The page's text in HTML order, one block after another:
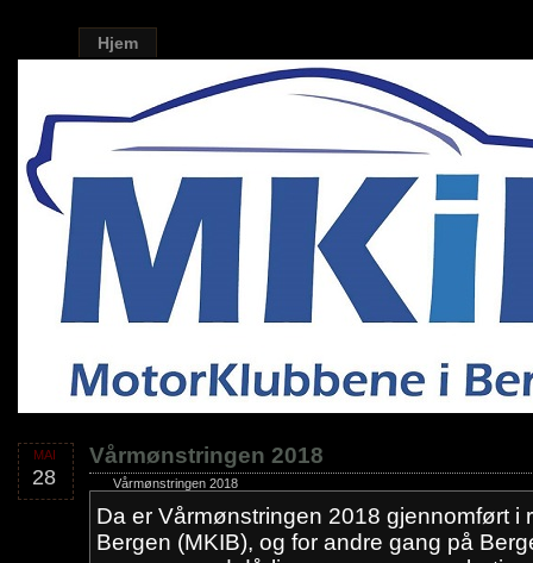
Hjem
MAI
28
Vårmønstringen 2018
Vårmønstringen 2018
Da er Vårmønstringen 2018 gjennomført i
Bergen (MKIB), og for andre gang på